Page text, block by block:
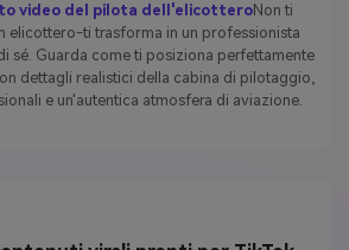
video del pilota dell'elicotteroNon ti
elicottero-ti trasforma in un professionista
sé. Guarda come ti posiziona perfettamente
dettagli realistici della cabina di pilotaggio,
e un'autentica atmosfera di aviazione.